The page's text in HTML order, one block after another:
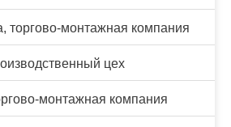
торгово-монтажная компания
цех
монтажная компания